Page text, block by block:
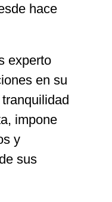
hace
experto
en su
impone
y
sus